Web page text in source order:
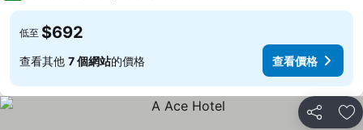
低至 $692
查看其他 7 個網站的價格 查看價格
分享 加